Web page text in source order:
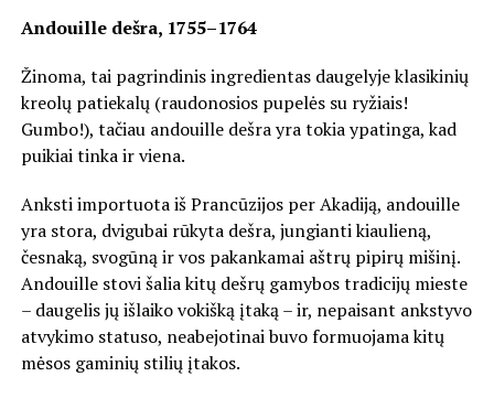
Andouille dešra, 1755–1764
Žinoma, tai pagrindinis ingredientas daugelyje klasikinių
kreolų patiekalų (raudonosios pupelės su ryžiais!
Gumbo!), tačiau andouille dešra yra tokia ypatinga, kad
puikiai tinka ir viena.
Anksti importuota iš Prancūzijos per Akadiją, andouille
yra stora, dvigubai rūkyta dešra, jungianti kiaulieną,
česnaką, svogūną ir vos pakankamai aštrų pipirų mišinį.
Andouille stovi šalia kitų dešrų gamybos tradicijų mieste
– daugelis jų išlaiko vokišką įtaką – ir, nepaisant ankstyvo
atvykimo statuso, neabejotinai buvo formuojama kitų
mėsos gaminių stilių įtakos.